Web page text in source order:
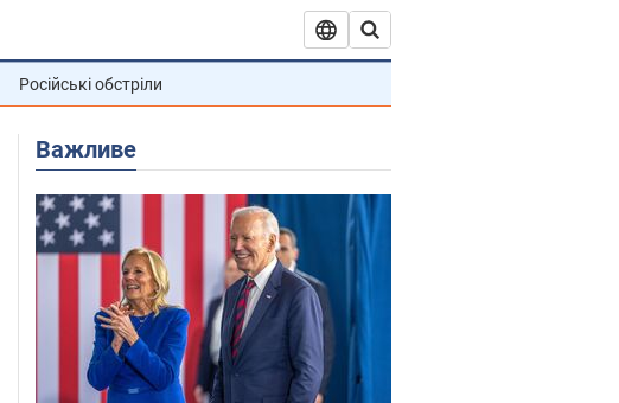
Російські обстріли
Важливе